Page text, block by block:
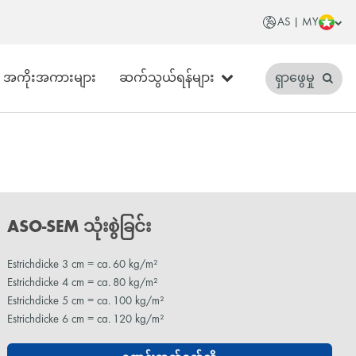
AS | MY
အကိုးအကားများ ဆက်သွယ်ရန်များ ရှာဖွေမှု
ASO-SEM သုံးစွဲခြင်း
Estrichdicke 3 cm = ca. 60 kg/m²
Estrichdicke 4 cm = ca. 80 kg/m²
Estrichdicke 5 cm = ca. 100 kg/m²
Estrichdicke 6 cm = ca. 120 kg/m²